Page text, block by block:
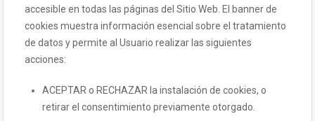
accesible en todas las páginas del Sitio Web. El banner de
cookies muestra información esencial sobre el tratamiento
de datos y permite al Usuario realizar las siguientes
acciones:
ACEPTAR o RECHAZAR la instalación de cookies, o
retirar el consentimiento previamente otorgado.